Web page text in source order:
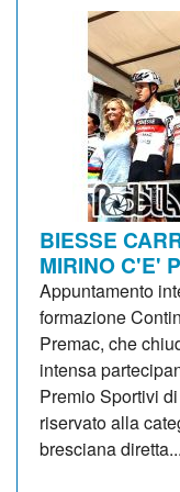
BIESSE
MIRINO C'E'
Appuntamento
formazione
Premac, che
intensa
Premio Sportivi
riservato alla
bresciana diretta...